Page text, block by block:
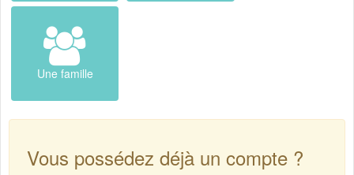
Une famille
Vous possédez déjà un compte ?